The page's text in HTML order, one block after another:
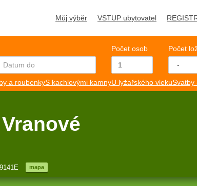
Můj výběr VSTUP ubytovatel
Počet osob
Počet
a roubenkyS kachlovými kamnyU lyžařského vlekuSvatby
mapa